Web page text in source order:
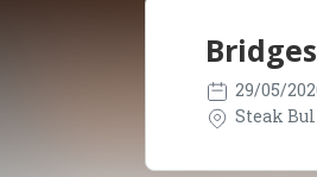
29/05/
Steak